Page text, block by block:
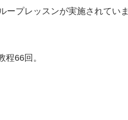
ープレッスンが実施されていま
66回。